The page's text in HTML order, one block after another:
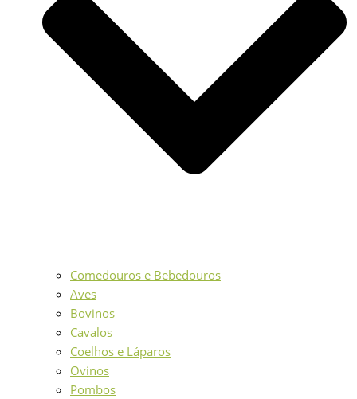
Comedouros e Bebedouros
Aves
Bovinos
Cavalos
Coelhos e Láparos
Ovinos
Pombos